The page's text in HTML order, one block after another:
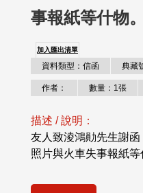
事報紙等什物。
加入匯出清單
資料類型：信函 典藏
作者： 數量：1張
描述 / 說明：
友人致淩鴻勛先生謝
照片與火車失事報紙等